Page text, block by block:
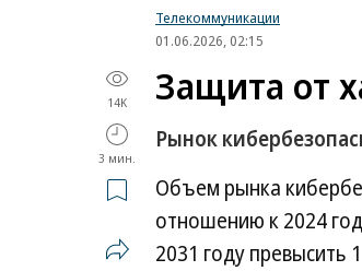
Телекоммуникации
01.06.2026, 02:15
14K
3 мин.
Защита от
Рынок
Объем рынка
отношению к 2024
2031 году превысить